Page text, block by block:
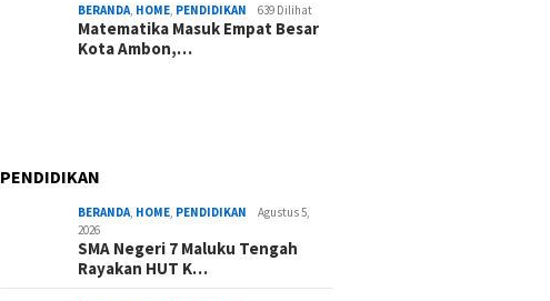
BERANDA HOME PENDIDIKAN 639 Dilihat
Matematika Masuk Empat Besar
Kota Ambon,…
PENDIDIKAN
BERANDA HOME PENDIDIKAN
Agustus 5,
2026
SMA Negeri 7 Maluku Tengah
Rayakan HUT K…